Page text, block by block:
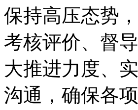
保持高压态势
考核评价、督
大推进力度、
沟通，确保各